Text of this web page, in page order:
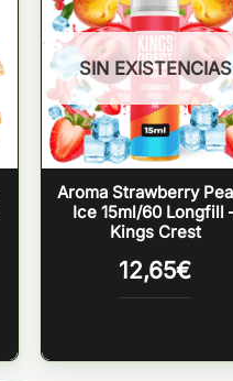
SIN EXISTENCIAS
Aroma Strawberry
Ice 15ml/60 Longfill
Kings Crest
12,65€